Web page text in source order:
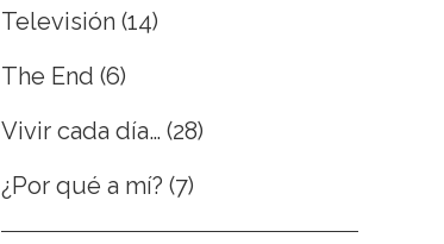
Televisión (14)
The End (6)
Vivir cada día… (28)
¿Por qué a mí? (7)